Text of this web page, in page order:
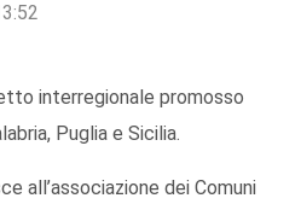
interregionale promosso
Puglia e Sicilia.
all’associazione dei Comuni